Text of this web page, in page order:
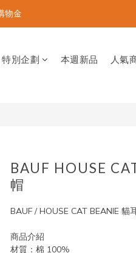
物金
特別企劃 本週新品 人氣
BAUF HOUSE
帽
BAUF / HOUSE CAT BEANIE 貓
商品介紹
材質：棉 100%